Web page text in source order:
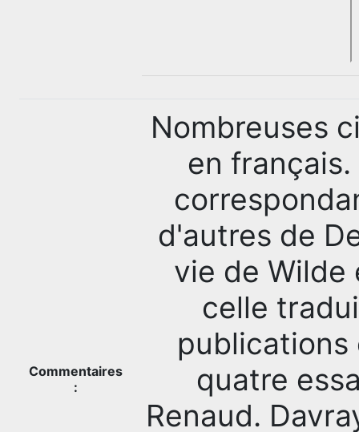
Commentaires
:
Nombreuses
en
d'autres de
vie de
celle
publications
quatre
Renaud.